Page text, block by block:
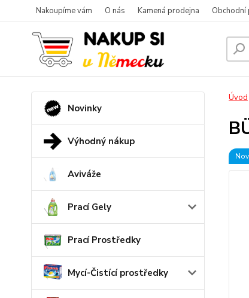
Nakoupíme vám O nás Kamená prodejna Obchodní
Novinky
Výhodný nákup
Aviváže
Prací Gely
Prací Prostředky
Mycí-Čistící prostředky
Úvod